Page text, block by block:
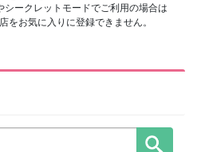
ークレットモードでご利用の場合は
お気に入りに登録できません。